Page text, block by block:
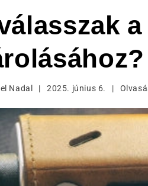
Nadal | 2025. június 6. |